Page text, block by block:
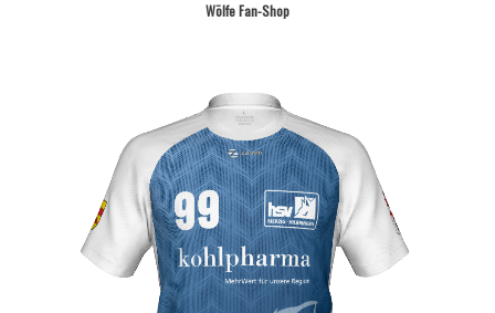
Wölfe Fan-Shop